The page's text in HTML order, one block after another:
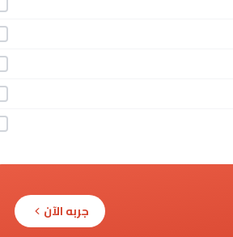
جربه الآن